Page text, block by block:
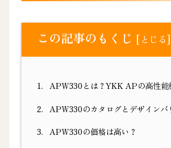
この記事のもくじ [とじる]
1. APW330とは？YKK APの高性能
2. APW330のカタログとデザインバ
3. APW330の価格は高い？